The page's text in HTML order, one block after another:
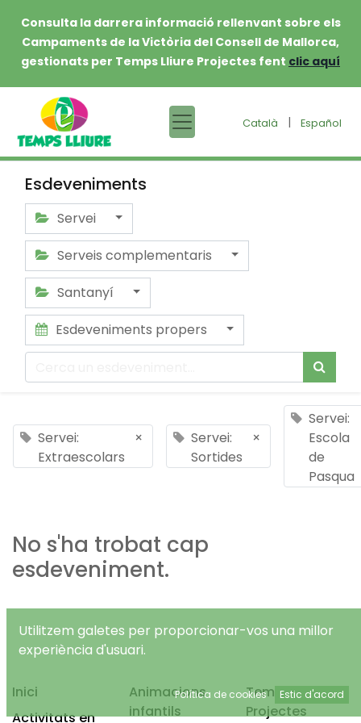
Consulta la darrera informació rellenvant sobre els
Campaments de la Victòria del Consell de Mallorca,
gestionats per Temps Lliure Projectes fent clic aquí
Català | Español
Esdeveniments
Servei
Serveis complementaris
Santanyí
Esdeveniments propers
Servei:
Extraescolars
×
Servei:
Sortides
×
Servei:
Escola
de
Pasqua
No s'ha trobat cap
esdeveniment.
Inici
Activitats en
Animacions
infantils
Temps Lliure
Projectes
Utilitzem galetes per proporcionar-vos una millor
experiència d'usuari.
Política de cookies Estic d'acord